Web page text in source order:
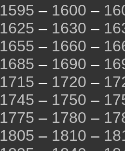
1595 – 1600 –
1625 – 1630 –
1655 – 1660 –
1685 – 1690 –
1715 – 1720 –
1745 – 1750 –
1775 – 1780 –
1805 – 1810 –